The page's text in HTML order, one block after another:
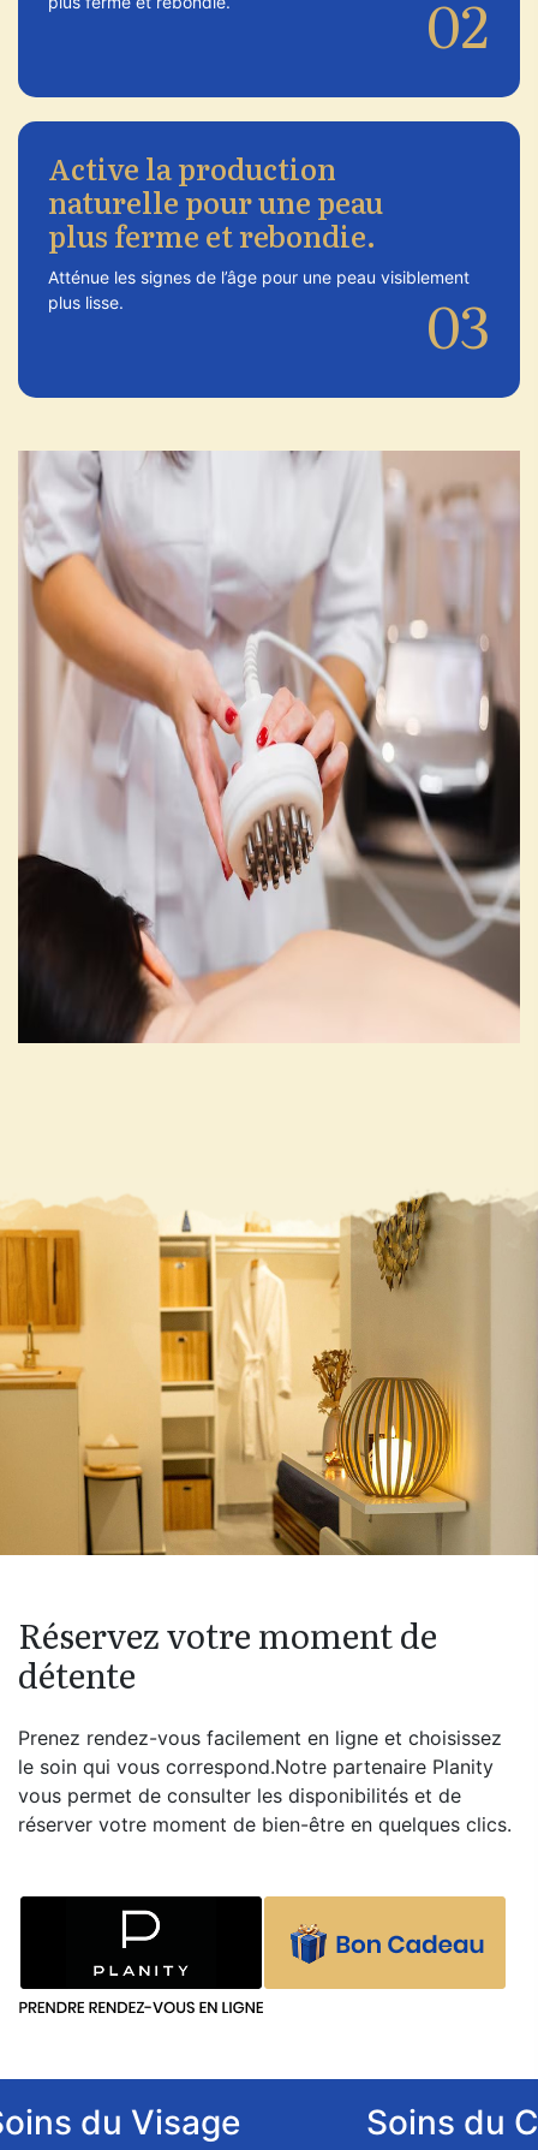
02
Active la production
naturelle pour une peau
plus ferme et rebondie.
Atténue les signes de l’âge pour une peau visiblement
plus lisse.
03
Réservez votre moment de
détente
Prenez rendez-vous facilement en ligne et choisissez
le soin qui vous correspond.Notre partenaire Planity
vous permet de consulter les disponibilités et de
réserver votre moment de bien-être en quelques clics.
Soins du Corps